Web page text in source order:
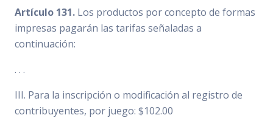
Artículo 131. Los productos por concepto de formas
impresas pagarán las tarifas señaladas a
continuación:
. . .
III. Para la inscripción o modificación al registro de
contribuyentes, por juego: $102.00